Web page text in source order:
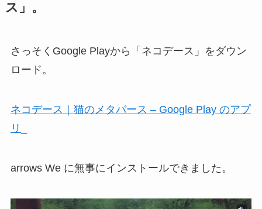
ス」。
さっそくGoogle Playから「ネコデース」をダウン
ロード。
ネコデース｜猫のメタバース – Google Play のアプ
リ
arrows We に無事にインストールできました。